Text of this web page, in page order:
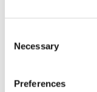
Selection
Necessary
Preferences